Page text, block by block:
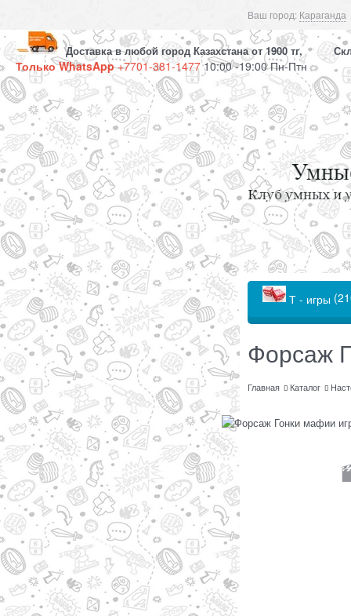
Ваш город: Караганда
Доставка в любой город Казахстана от 1900 тг,
Только WhatsApp+7701-381-147710:00 -19:00 Пн-Птн
Т - игры
Форсаж
Главная Каталог